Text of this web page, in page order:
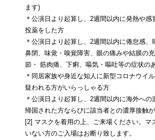
ます)
＊公演日より起算し、2週間以内に発熱や感
投薬をした方
＊公演日より起算し、2週間以内に倦怠感、
鼻閉、味覚・嗅覚障害、眼の痛みや結膜の
節・ 筋肉痛、下痢、嘔気・嘔吐等の症状の
＊同居家族や身近な知人に新型コロナウイ
疑われる方がいらっしゃる方
＊公演日より起算し、2週間以内に海外への
帰国された方ならびに該当者との濃厚接触
[2] マスクを着用の上、ご来場ください。マ
いない方のご入場はお断り致します。